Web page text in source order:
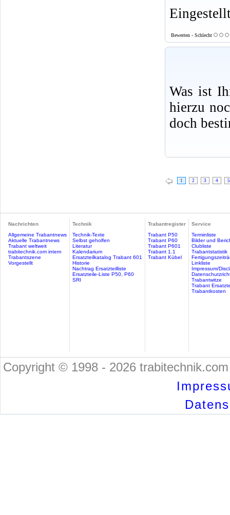
Bewerten - Schlecht
Was ist
hierzu
doch
1 2 3 4 5
Nachrichten
Allgemeine Trabantnews
Aktuelle Trabantnews
Trabant weltweit
trabitechnik.com intern
Trabantszene
Vorgestellt
Technik
Technik-Texte
Selbst geholfen
Literatur
Kalendarium
Ersatzteilkatalog Trabant 601
Historie
Nachtrag Ersatzteilliste
Ersatzteile-Liste P50, P60
SRI
Trabantregister
Trabant P50
Trabant P60
Trabant P601
Trabant 1.1
Trabant Kübel
Service
Terminliste
Bilder und
Clubliste
Trabantstatistik
Linkliste
Impressum/
Trabantwitze
Trabant
Trabantkosten
Copyright © 1998 - 2026